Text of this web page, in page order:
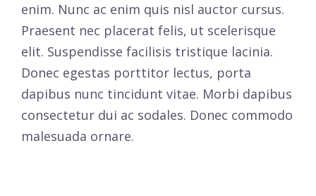
enim. Nunc ac enim quis nisl auctor cursus.
Praesent nec placerat felis, ut scelerisque
elit. Suspendisse facilisis tristique lacinia.
Donec egestas porttitor lectus, porta
dapibus nunc tincidunt vitae. Morbi dapibus
consectetur dui ac sodales. Donec commodo
malesuada ornare.